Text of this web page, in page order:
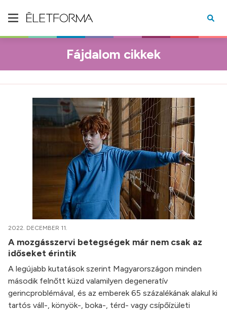
Fájdalom cikkek
2022. DECEMBER 11.
A mozgásszervi betegségek már nem csak az
időseket érintik
A legújabb kutatások szerint Magyarországon minden
második felnőtt küzd valamilyen degeneratív
gerincproblémával, és az emberek 65 százalékának alakul ki
tartós váll-, könyök-, boka-, térd- vagy csípőízületi